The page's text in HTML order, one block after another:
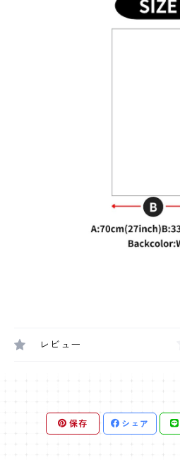
レビュー
保存 シェア